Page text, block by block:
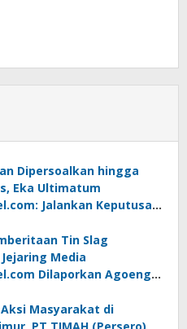
Dipersoalkan hingga
Eka Ultimatum
Jalankan Keputusan
Tin Slag
Media
Dilaporkan Agoeng
Masyarakat di
PT TIMAH (Persero)